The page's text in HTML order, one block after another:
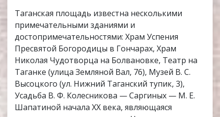
Таганская площадь известна несколькими
примечательными зданиями и
достопримечательностями: Храм Успения
Пресвятой Богородицы в Гончарах, Храм
Николая Чудотворца на Болвановке, Театр на
Таганке (улица Земляной Вал, 76), Музей В. С.
Высоцкого (ул. Нижний Таганский тупик, 3),
Усадьба В. Ф. Колесникова — Саргиных — М. Е.
Шапатиной начала XX века, являющаяся